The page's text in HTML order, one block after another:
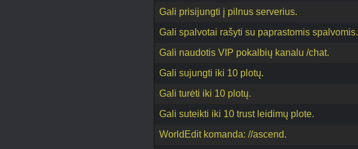
Gali prisijungti į pilnus serverius.
Gali spalvotai rašyti su paprastomis spalvomis.
Gali naudotis VIP pokalbių kanalu /chat.
Gali sujungti iki 10 plotų.
Gali turėti iki 10 plotų.
Gali suteikti iki 10 trust leidimų plote.
WorldEdit komanda: //ascend.